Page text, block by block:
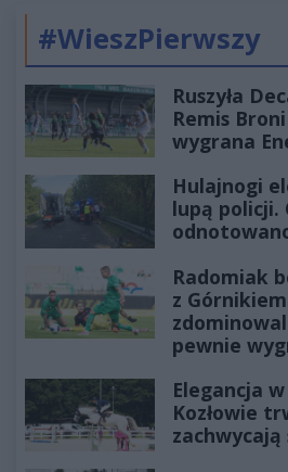
#WieszPierwszy
Ruszyła
Remis
wygrana
Hulajnogi
lupą policji.
Radomiak
z
pewnie
Elegancja
Kozłowie